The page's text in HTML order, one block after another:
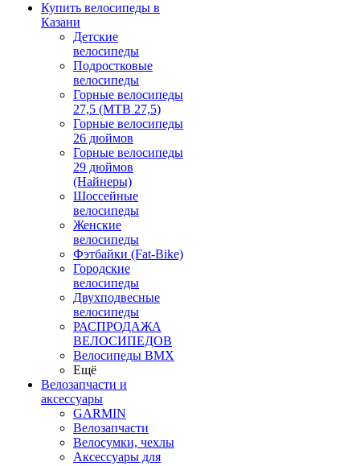
Купить велосипеды в
Казани
Детские
велосипеды
Подростковые
велосипеды
Горные велосипеды
27,5 (MTB 27,5)
Горные велосипеды
26 дюймов
Горные велосипеды
29 дюймов
(Найнеры)
Шоссейные
велосипеды
Женские
велосипеды
Фэтбайки (Fat-Bike)
Городские
велосипеды
Двухподвесные
велосипеды
РАСПРОДАЖА
ВЕЛОСИПЕДОВ
Велосипеды BMX
Ещё
Велозапчасти и
аксессуары
GARMIN
Велозапчасти
Велосумки, чехлы
Аксессуары для